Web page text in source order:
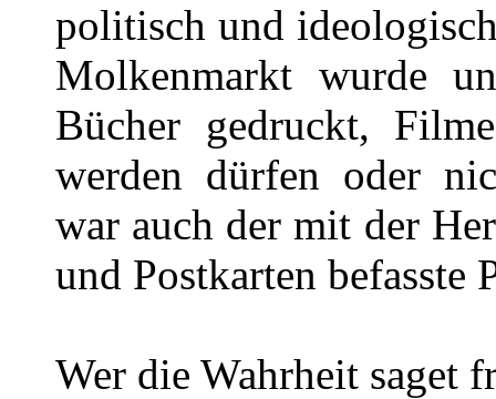
politisch und
Molkenmarkt wurde
Bücher gedruckt,
werden dürfen oder
war auch der mit der
und Postkarten befasste
Wer die Wahrheit saget